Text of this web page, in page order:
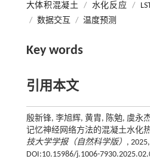
大体积混凝土 / 水化反应 /
/ 数据交互 / 温度预测
Key words
引用本文
殷新锋, 李旭辉, 黄胄, 陈勉, 虞永
记忆神经网络方法的混凝土水化
技大学学报（自然科学版） ,
DOI:10.15986/j.1006-